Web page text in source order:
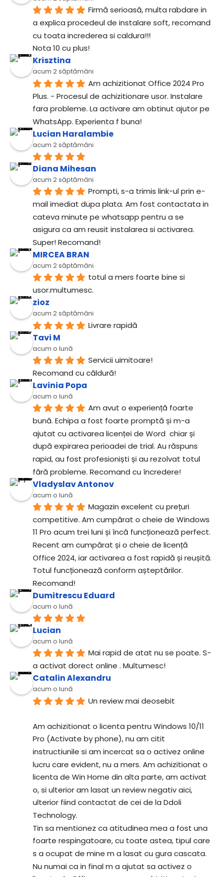
Firmă serioasă, multa rabdare in
a explica procedeul de instalare soft, recomand
cu toata increderea si caldura!!!
Nota 10 cu plus!
Krisztina
acum 2 săptămâni
Am achizitionat Office 2024 Pro
Plus. - Procesul de achizitionare usor. Instalare
fara probleme. La activare am obtinut ajutor pe
WhatsApp. Experienta f buna!
Lucian Haralambie
acum 2 săptămâni
Diana Mihesan
acum 2 săptămâni
Prompti, s-a trimis link-ul prin e-
mail imediat dupa plata. Am fost contactata in
cateva minute pe whatsapp pentru a se
asigura ca am reusit instalarea si activarea.
Super! Recomand!
MIRCEA BRAN
acum 2 săptămâni
totul a mers foarte bine si
usor.multumesc.
zioz
acum 2 săptămâni
Livrare rapidă
Tavi M
acum o lună
Servicii uimitoare!
Recomand cu căldură!
Lavinia Popa
acum o lună
Am avut o experiență foarte
bună. Echipa a fost foarte promptă și m-a
ajutat cu activarea licenței de Word  chiar și
după expirarea perioadei de trial. Au răspuns
rapid, au fost profesioniști și au rezolvat totul
fără probleme. Recomand cu încredere!
Vladyslav Antonov
acum o lună
Magazin excelent cu prețuri
competitive. Am cumpărat o cheie de Windows
11 Pro acum trei luni și încă funcționează perfect.
Recent am cumpărat și o cheie de licență
Office 2024, iar activarea a fost rapidă și reușită.
Totul funcționează conform așteptărilor.
Recomand!
Dumitrescu Eduard
acum o lună
Lucian
acum o lună
Mai rapid de atat nu se poate. S-
a activat dorect online . Multumesc!
Catalin Alexandru
acum o lună
Un review mai deosebit
Am achizitionat o licenta pentru Windows 10/11
Pro (Activate by phone), nu am citit
instructiunile si am incercat sa o activez online
lucru care evident, nu a mers. Am achizitionat o
licenta de Win Home din alta parte, am activat
o, si ulterior am lasat un review negativ aici,
ulterior fiind contactat de cei de la Ddoli
Technology.
Tin sa mentionez ca atitudinea mea a fost una
foarte respingatoare, cu toate astea, tipul care
s a ocupat de mine m a lasat cu gura cascata.
Nu numai ca in final m a ajutat sa activez o